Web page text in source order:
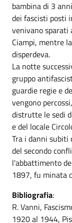
bambina di 3
dei fascisti posti
venivano sparati
Ciampi, mentre
disperdeva.
La notte
gruppo
guardie regie e
vengono
distrutte le sedi
e del locale
Tra i danni subiti
del secondo
l'abbattimento
1897, fu minata
Bibliografia:
R. Vanni,
1920 al 1944,